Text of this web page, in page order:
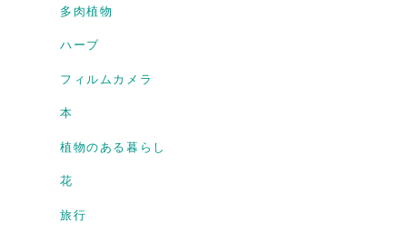
多肉植物
ハーブ
フィルムカメラ
本
植物のある暮らし
花
旅行